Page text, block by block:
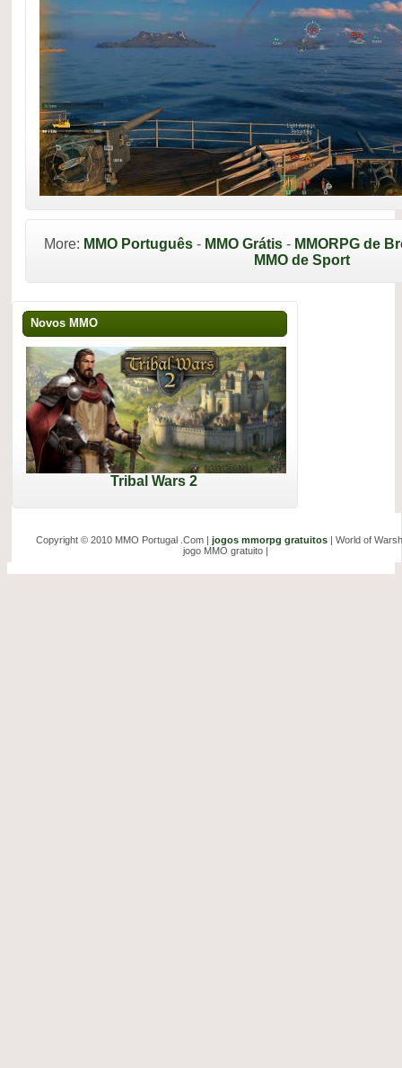
More: MMO Português- MMO Grátis- MMORPG de
MMO de Sport
Novos MMO
Tribal Wars 2
Copyright © 2010 MMO Portugal .Com | jogos mmorpg gratuitos| World of
jogo MMO gratuito |